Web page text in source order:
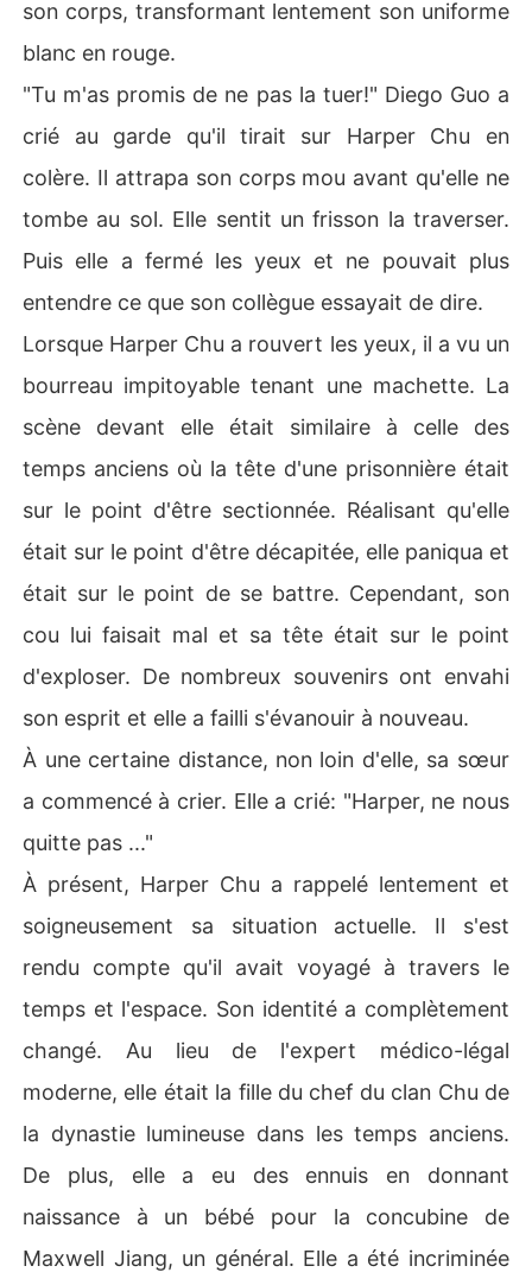
son corps, transformant lentement son uniforme
blanc en rouge.
"Tu m'as promis de ne pas la tuer!" Diego Guo a
crié au garde qu'il tirait sur Harper Chu en
colère. Il attrapa son corps mou avant qu'elle ne
tombe au sol. Elle sentit un frisson la traverser.
Puis elle a fermé les yeux et ne pouvait plus
entendre ce que son collègue essayait de dire.
Lorsque Harper Chu a rouvert les yeux, il a vu un
bourreau impitoyable tenant une machette. La
scène devant elle était similaire à celle des
temps anciens où la tête d'une prisonnière était
sur le point d'être sectionnée. Réalisant qu'elle
était sur le point d'être décapitée, elle paniqua et
était sur le point de se battre. Cependant, son
cou lui faisait mal et sa tête était sur le point
d'exploser. De nombreux souvenirs ont envahi
son esprit et elle a failli s'évanouir à nouveau.
À une certaine distance, non loin d'elle, sa sœur
a commencé à crier. Elle a crié: "Harper, ne nous
quitte pas ..."
À présent, Harper Chu a rappelé lentement et
soigneusement sa situation actuelle. Il s'est
rendu compte qu'il avait voyagé à travers le
temps et l'espace. Son identité a complètement
changé. Au lieu de l'expert médico-légal
moderne, elle était la fille du chef du clan Chu de
la dynastie lumineuse dans les temps anciens.
De plus, elle a eu des ennuis en donnant
naissance à un bébé pour la concubine de
Maxwell Jiang, un général. Elle a été incriminée